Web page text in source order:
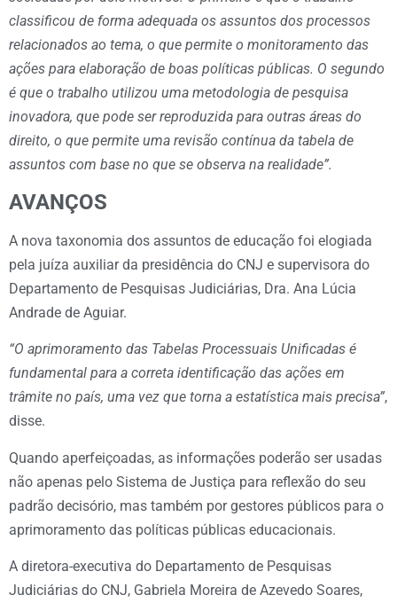
classificou de forma adequada os assuntos dos processos
relacionados ao tema, o que permite o monitoramento das
ações para elaboração de boas políticas públicas. O segundo
é que o trabalho utilizou uma metodologia de pesquisa
inovadora, que pode ser reproduzida para outras áreas do
direito, o que permite uma revisão contínua da tabela de
assuntos com base no que se observa na realidade”.
AVANÇOS
A nova taxonomia dos assuntos de educação foi elogiada
pela juíza auxiliar da presidência do CNJ e supervisora do
Departamento de Pesquisas Judiciárias, Dra. Ana Lúcia
Andrade de Aguiar.
“O aprimoramento das Tabelas Processuais Unificadas é
fundamental para a correta identificação das ações em
trâmite no país, uma vez que torna a estatística mais precisa”,
disse.
Quando aperfeiçoadas, as informações poderão ser usadas
não apenas pelo Sistema de Justiça para reflexão do seu
padrão decisório, mas também por gestores públicos para o
aprimoramento das políticas públicas educacionais.
A diretora-executiva do Departamento de Pesquisas
Judiciárias do CNJ, Gabriela Moreira de Azevedo Soares,